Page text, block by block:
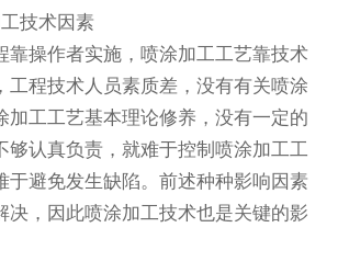
技术因素
操作者实施，喷涂加工工艺靠技术
工程技术人员素质差，没有有关喷涂
加工工艺基本理论修养，没有一定的
够认真负责，就难于控制喷涂加工工
于避免发生缺陷。前述种种影响因素
决，因此喷涂加工技术也是关键的影